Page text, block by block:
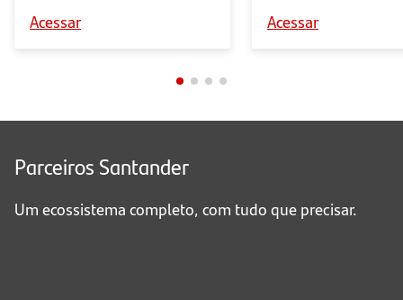
Acessar Acessar
Parceiros Santander
Um ecossistema completo, com tudo que precisar.